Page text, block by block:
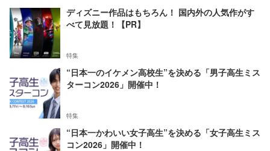
ディズニー作品はもちろん！ 国内外の人気作がす
べて見放題！【PR】
特集
“日本一のイケメン高校生”を決める「男子高生ミス
ターコン2026」開催中！
特集
“日本一かわいい女子高生”を決める「女子高生ミス
コン2026」開催中！